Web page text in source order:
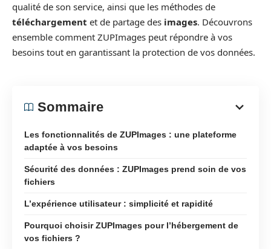
qualité de son service, ainsi que les méthodes de
téléchargement et de partage des images. Découvrons
ensemble comment ZUPImages peut répondre à vos
besoins tout en garantissant la protection de vos données.
Sommaire
Les fonctionnalités de ZUPImages : une plateforme
adaptée à vos besoins
Sécurité des données : ZUPImages prend soin de vos
fichiers
L’expérience utilisateur : simplicité et rapidité
Pourquoi choisir ZUPImages pour l’hébergement de
vos fichiers ?